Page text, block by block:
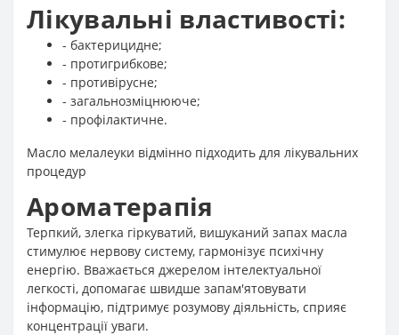
Лікувальні властивості:
- бактерицидне;
- протигрибкове;
- противірусне;
- загальнозміцнююче;
- профілактичне.
Масло мелалеуки відмінно підходить для лікувальних
процедур
Ароматерапія
Терпкий, злегка гіркуватий, вишуканий запах масла
стимулює нервову систему, гармонізує психічну
енергію. Вважається джерелом інтелектуальної
легкості, допомагає швидше запам'ятовувати
інформацію, підтримує розумову діяльність, сприяє
концентрації уваги.